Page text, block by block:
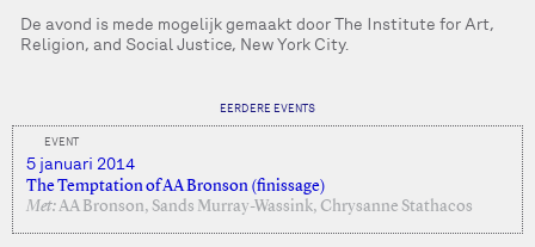
De avond is mede mogelijk gemaakt door The Institute for Art,
Religion, and Social Justice, New York City.
EERDERE EVENTS
EVENT
5 januari 2014
The Temptation of AA Bronson (finissage)
Met:AA Bronson, Sands Murray-Wassink, Chrysanne Stathacos